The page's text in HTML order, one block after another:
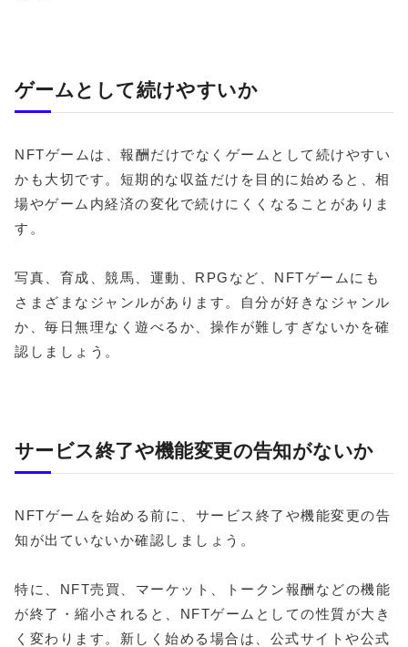
ゲームとして続けやすいか
NFTゲームは、報酬だけでなくゲームとして続けやすい
かも大切です。短期的な収益だけを目的に始めると、相
場やゲーム内経済の変化で続けにくくなることがありま
す。
写真、育成、競馬、運動、RPGなど、NFTゲームにも
さまざまなジャンルがあります。自分が好きなジャンル
か、毎日無理なく遊べるか、操作が難しすぎないかを確
認しましょう。
サービス終了や機能変更の告知がないか
NFTゲームを始める前に、サービス終了や機能変更の告
知が出ていないか確認しましょう。
特に、NFT売買、マーケット、トークン報酬などの機能
が終了・縮小されると、NFTゲームとしての性質が大き
く変わります。新しく始める場合は、公式サイトや公式